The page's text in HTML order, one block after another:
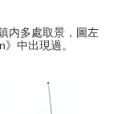
内多處取景，圖左
中出現過。